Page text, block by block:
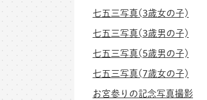
七五三写真(3歳女の子)
七五三写真(3歳男の子)
七五三写真(5歳男の子)
七五三写真(7歳女の子)
お宮参りの記念写真撮影